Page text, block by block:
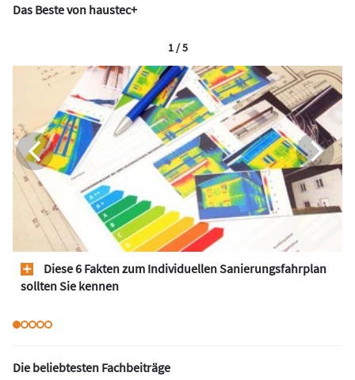
Das Beste von haustec+
Diese 6 Fakten zum Individuellen Sanierungsfahrplan
sollten Sie kennen
1 / 5
Die beliebtesten Fachbeiträge